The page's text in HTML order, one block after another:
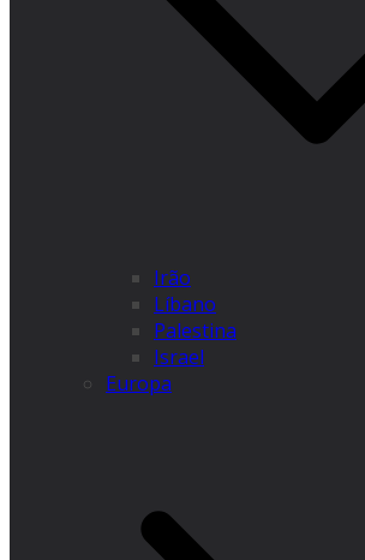
Irão
Líbano
Palestina
Israel
Europa